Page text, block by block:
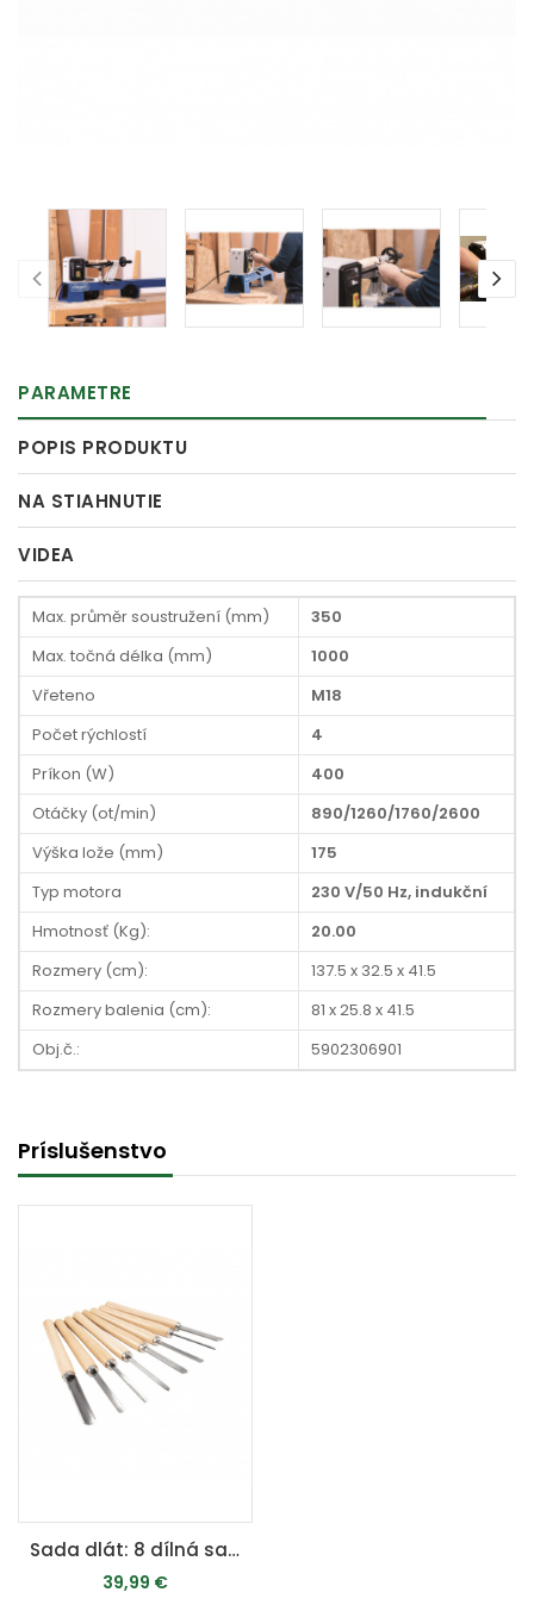
PARAMETRE
POPIS PRODUKTU
NA STIAHNUTIE
VIDEA
Max. průměr soustružení (mm)
350
Max. točná délka (mm)
1000
Vřeteno
M18
Počet rýchlostí
4
Príkon (W)
400
Otáčky (ot/min)
890/1260/1760/2600
Výška lože (mm)
175
Typ motora
230 V/50 Hz, indukční
Hmotnosť (Kg):
20.00
Rozmery (cm):
137.5 x 32.5 x 41.5
Rozmery balenia (cm):
81 x 25.8 x 41.5
Obj.č.:
5902306901
Príslušenstvo
Sada dlát: 8 dílná sada dlát v boxu
39,99 €